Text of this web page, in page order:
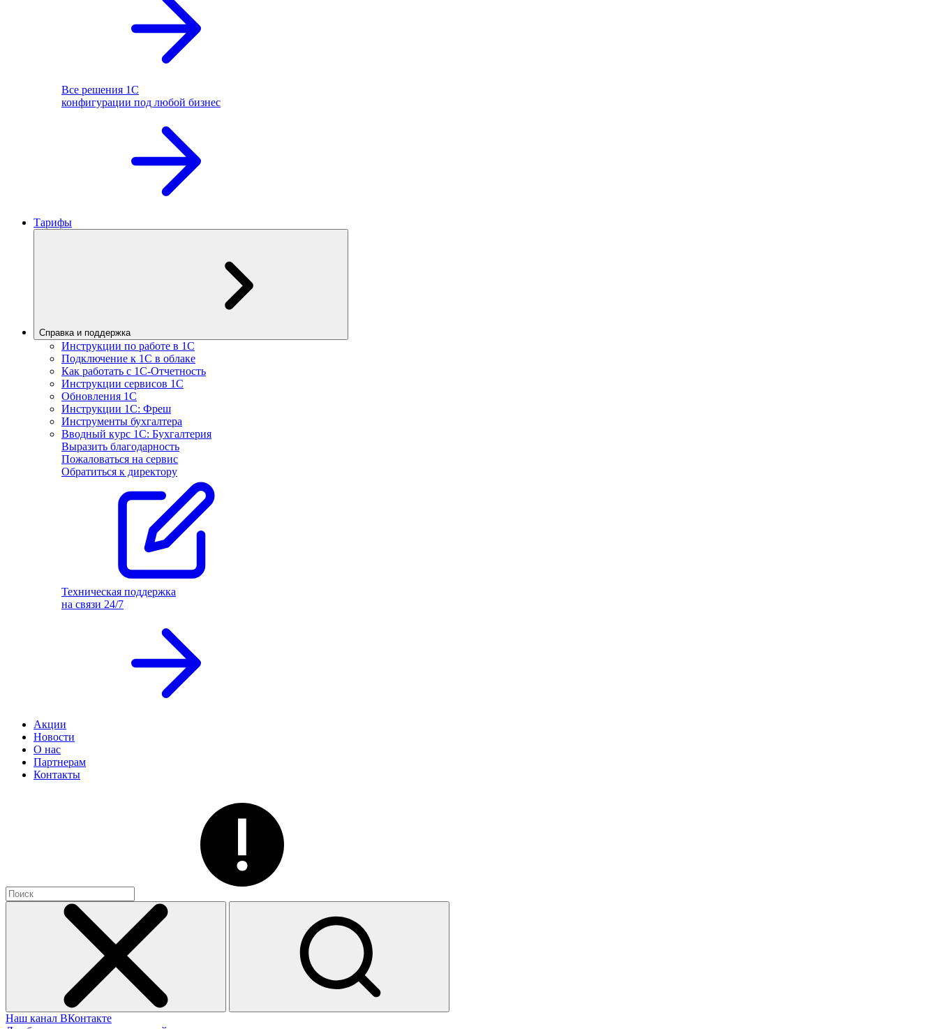
Все решения 1С
конфигурации под любой бизнес
Тарифы
Справка и поддержка
Инструкции по работе в 1С
Подключение к 1С в облаке
Как работать с 1С‑Отчетность
Инструкции сервисов 1С
Обновления 1С
Инструкции 1С: Фреш
Инструменты бухгалтера
Вводный курс 1С: Бухгалтерия
Выразить благодарность
Пожаловаться на сервис
Обратиться к директору
Техническая поддержка
на связи 24/7
Акции
Новости
О нас
Партнерам
Контакты
Наш канал ВКонтакте